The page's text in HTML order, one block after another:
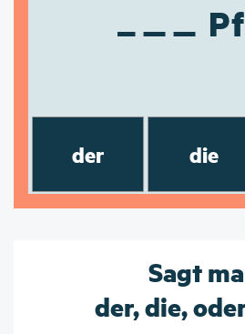
der die
Sagt
der, die,